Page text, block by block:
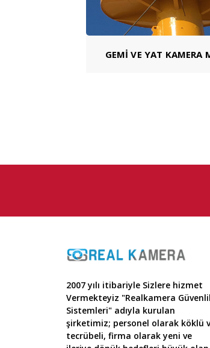
GEMİ VE YAT KAMERA
2007 yılı itibariyle Sizlere hizmet
Vermekteyiz "Realkamera
Sistemleri" adıyla kurulan
şirketimiz; personel olarak köklü
tecrübeli, firma olarak yeni ve